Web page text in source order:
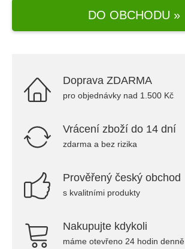
DO OBCHODU »
Doprava ZDARMA
pro objednávky nad 1.500 Kč
Vrácení zboží do 14 dní
zdarma a bez rizika
Prověřený český obchod
s kvalitními produkty
Nakupujte kdykoli
máme otevřeno 24 hodin denně